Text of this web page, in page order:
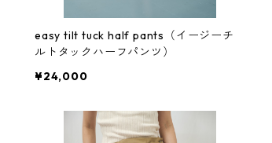
easy tilt tuck half pants（イージーチ
ルトタックハーフパンツ）
¥24,000